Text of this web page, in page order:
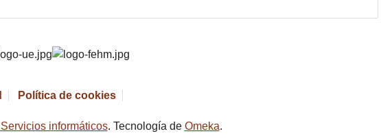
Política de cookies
informáticos. Tecnología de Omeka.